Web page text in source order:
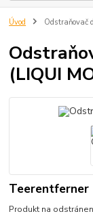
Úvod Odstraňovač
(LIQUI
Teerentferner
Produkt na